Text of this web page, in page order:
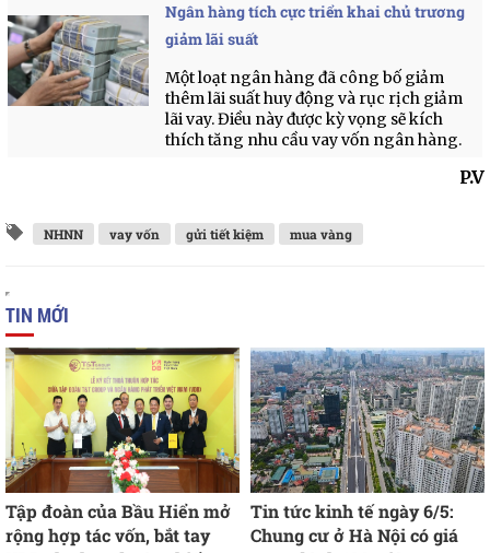
Ngân hàng tích cực triển khai chủ trương
giảm lãi suất
Một loạt ngân hàng đã công bố giảm
thêm lãi suất huy động và rục rịch giảm
lãi vay. Điều này được kỳ vọng sẽ kích
thích tăng nhu cầu vay vốn ngân hàng.
P.V
NHNN vay vốn gửi tiết kiệm mua vàng
TIN MỚI
Tập đoàn của Bầu Hiển mở
rộng hợp tác vốn, bắt tay
Tin tức kinh tế ngày 6/5:
Chung cư ở Hà Nội có giá